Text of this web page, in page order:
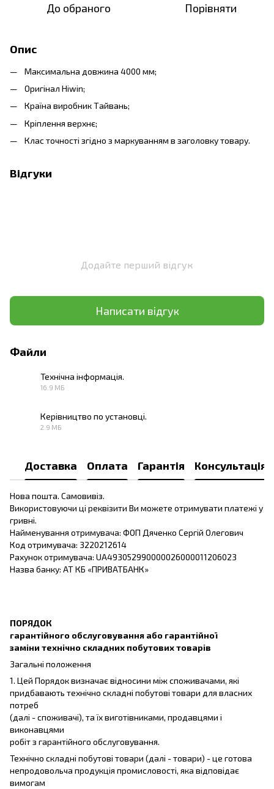
До обраного Порівняти
Опис
Максимальна довжина 4000 мм;
Оригінал Hiwin;
Країна виробник Тайвань;
Кріплення верхнє;
Клас точності згідно з маркуванням в заголовку товару.
Відгуки
Додайте перший відгук
Написати відгук
Файли
Технічна інформація.
16.9 МБ
Керівництво по установці.
2.9 МБ
Доставка Оплата Гарантія Консультація
Нова пошта. Самовивіз.
Використовуючи ці реквізити Ви можете отримувати платежі у
гривні.
Найменування отримувача: ФОП Дяченко Сергій Олегович
Код отримувача: 3220212614
Рахунок отримувача: UA493052990000026000011206023
Назва банку: АТ КБ «ПРИВАТБАНК»
ПОРЯДОК
гарантійного обслуговування або гарантійної
заміни технічно складних побутових товарів
Загальні положення
1. Цей Порядок визначає відносини між споживачами, які
придбавають технічно складні побутові товари для власних
потреб
(далі - споживачі), та їх виготівниками, продавцями і
виконавцями
робіт з гарантійного обслуговування.
Технічно складні побутові товари (далі - товари) - це готова
непродовольча продукція промисловості, яка відповідає
вимогам